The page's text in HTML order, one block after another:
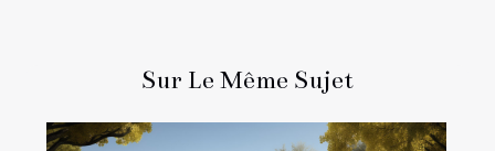
Sur Le Même Sujet